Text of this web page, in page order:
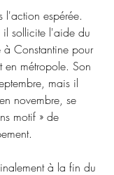
l'action espérée.
sollicite l'aide du
à Constantine pour
en métropole. Son
mais il
novembre, se
motif » de
à la fin du